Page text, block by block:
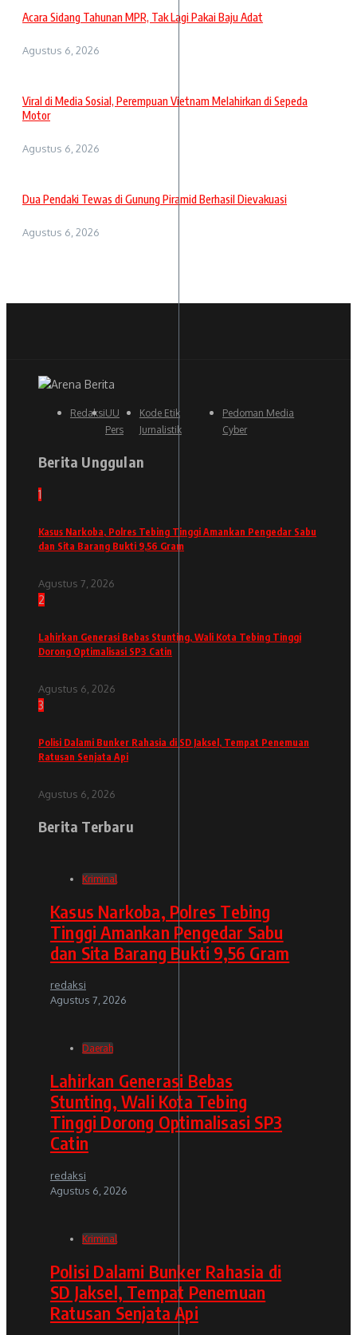
Acara Sidang Tahunan MPR, Tak Lagi Pakai Baju Adat
Agustus 6, 2026
Viral di Media Sosial, Perempuan Vietnam Melahirkan di Sepeda
Motor
Agustus 6, 2026
Dua Pendaki Tewas di Gunung Piramid Berhasil Dievakuasi
Agustus 6, 2026
RedaksiUU
Pers
Kode Etik
Jurnalistik
Pedoman Media
Cyber
Berita Unggulan
1
Kasus Narkoba, Polres Tebing Tinggi Amankan Pengedar Sabu
dan Sita Barang Bukti 9,56 Gram
Agustus 7, 2026
2
Lahirkan Generasi Bebas Stunting, Wali Kota Tebing Tinggi
Dorong Optimalisasi SP3 Catin
Agustus 6, 2026
3
Polisi Dalami Bunker Rahasia di SD Jaksel, Tempat Penemuan
Ratusan Senjata Api
Agustus 6, 2026
Berita Terbaru
Kriminal
Kasus Narkoba, Polres Tebing
Tinggi Amankan Pengedar Sabu
dan Sita Barang Bukti 9,56 Gram
redaksi
Agustus 7, 2026
Daerah
Lahirkan Generasi Bebas
Stunting, Wali Kota Tebing
Tinggi Dorong Optimalisasi SP3
Catin
redaksi
Agustus 6, 2026
Kriminal
Polisi Dalami Bunker Rahasia di
SD Jaksel, Tempat Penemuan
Ratusan Senjata Api